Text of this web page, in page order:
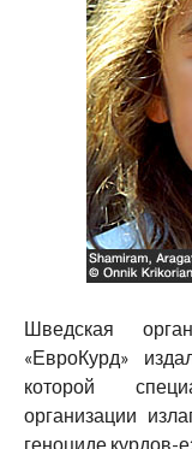
Шведская
«ЕвроКурд»
которой
организации
геноциде курдов-